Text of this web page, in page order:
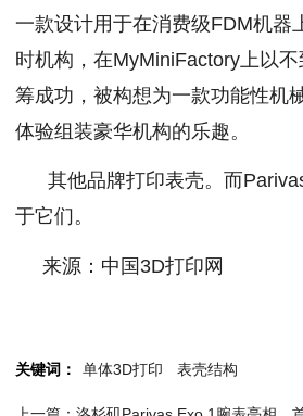
一款设计用于在消费级FDM机器
时机构，在MyMiniFactory上以
筹成功，被构想为一款功能性机
体验组装豪华机构的乐趣。
其他品牌打印表壳。而
于它们。
来源：中国3D打印网
关键词： 单体3D打印 表壳结构